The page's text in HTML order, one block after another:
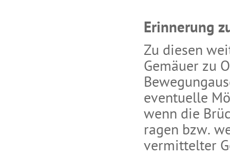
Erinnerung
Zu diesen
Gemäuer zu
eventuelle
wenn die
ragen bzw.
vermittelter